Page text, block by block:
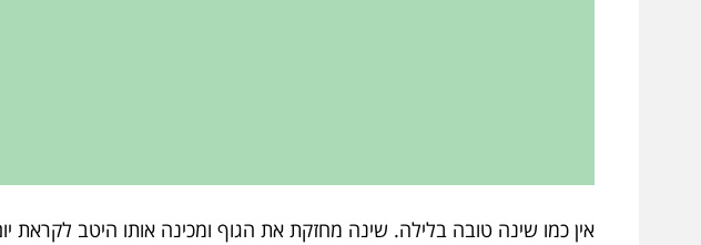
אין כמו שינה טובה בלילה. שינה מחזקת את הגוף ומכינה אותו היטב לקראת